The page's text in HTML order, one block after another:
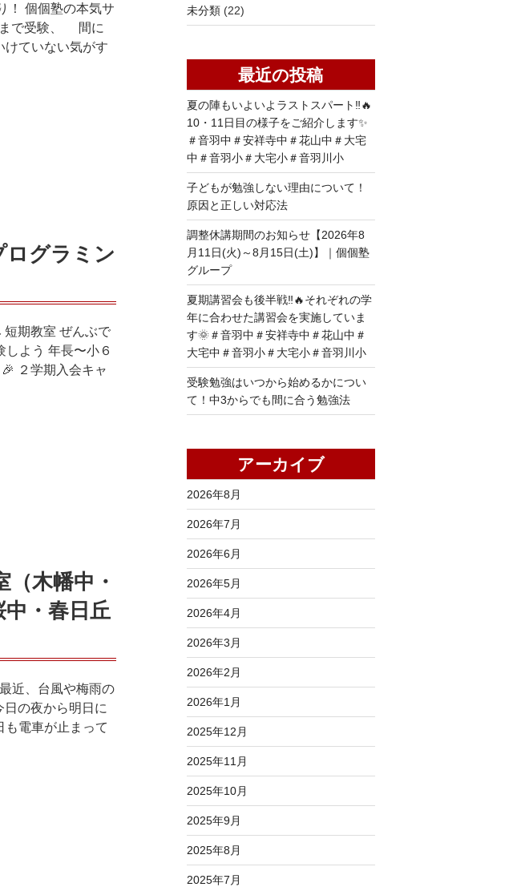
！ 個個塾の本気サ
まで受験、 間に
ていない気がす
ログラミン
期教室 ぜんぶで
よう 年長〜小６
２学期入会キャ
木幡中・
・春日丘
近、台風や梅雨の
の夜から明日に
電車が止まって
未分類(22)
最近の投稿
夏の陣もいよいよラストスパート‼🔥
10・11日目の様子をご紹介します✨
＃音羽中＃安祥寺中＃花山中＃大宅
中＃音羽小＃大宅小＃音羽川小
子どもが勉強しない理由について！
原因と正しい対応法
調整休講期間のお知らせ【2026年8
月11日(火)～8月15日(土)】｜個個塾
グループ
夏期講習会も後半戦‼🔥それぞれの学
年に合わせた講習会を実施していま
す🌞＃音羽中＃安祥寺中＃花山中＃
大宅中＃音羽小＃大宅小＃音羽川小
受験勉強はいつから始めるかについ
て！中3からでも間に合う勉強法
アーカイブ
2026年8月
2026年7月
2026年6月
2026年5月
2026年4月
2026年3月
2026年2月
2026年1月
2025年12月
2025年11月
2025年10月
2025年9月
2025年8月
2025年7月